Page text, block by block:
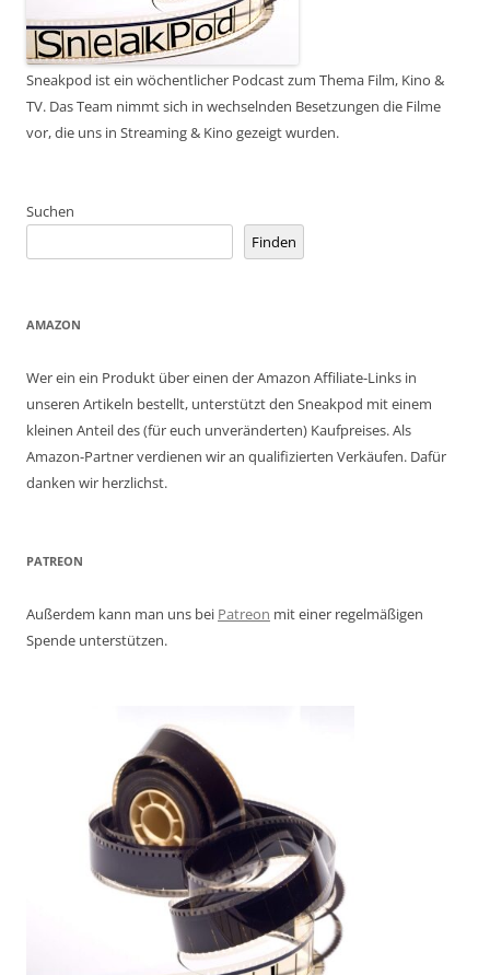
Sneakpod ist ein wöchentlicher Podcast zum Thema Film, Kino &
TV. Das Team nimmt sich in wechselnden Besetzungen die Filme
vor, die uns in Streaming & Kino gezeigt wurden.
Suchen
Finden
AMAZON
Wer ein ein Produkt über einen der Amazon Affiliate-Links in
unseren Artikeln bestellt, unterstützt den Sneakpod mit einem
kleinen Anteil des (für euch unveränderten) Kaufpreises. Als
Amazon-Partner verdienen wir an qualifizierten Verkäufen. Dafür
danken wir herzlichst.
PATREON
Außerdem kann man uns bei Patreon mit einer regelmäßigen
Spende unterstützen.